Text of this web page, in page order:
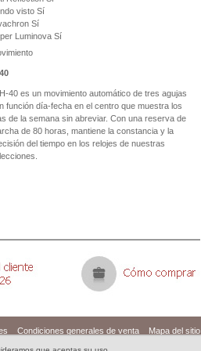
visto Sí
Sí
Luminova Sí
40 es un movimiento automático de tres agujas
función día-fecha en el centro que muestra los
de la semana sin abreviar. Con una reserva de
de 80 horas, mantiene la constancia y la
del tiempo en los relojes de nuestras
Condiciones generales de venta
Mapa del sitio